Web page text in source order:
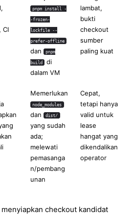
CI
pnpm install -
-frozen-
lockfile --
prefer-offline
dan pnpm
build
di
dalam VM
lambat,
bukti
checkout
sumber
paling kuat
Memerlukan
node_modules
dan dist/
yang sudah
ada;
melewati
pemasanga
n/pembang
unan
Cepat,
tetapi hanya
valid untuk
lease
hangat yang
dikendalikan
operator
checkout kandidat